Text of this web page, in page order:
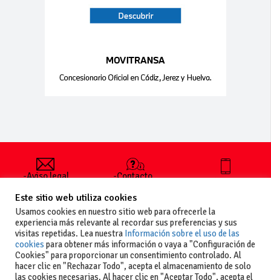
-Aviso legal
generales
de uso
-Política de
privacidad
-Política de
cookies
-Contacto
publicar un
anuncio
-Vende+
+34 627 35
Este sitio web utiliza cookies
Usamos cookies en nuestro sitio web para ofrecerle la
experiencia más relevante al recordar sus preferencias y sus
visitas repetidas. Lea nuestra Información sobre el uso de las
cookies para obtener más información o vaya a "Configuración de
Cookies" para proporcionar un consentimiento controlado. Al
hacer clic en "Rechazar Todo", acepta el almacenamiento de solo
las cookies necesarias. Al hacer clic en "Aceptar Todo", acepta el